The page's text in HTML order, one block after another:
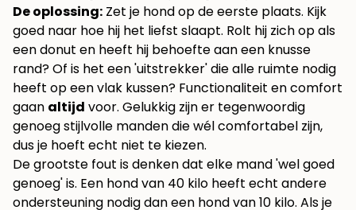
De oplossing: Zet je hond op de eerste plaats. Kijk
goed naar hoe hij het liefst slaapt. Rolt hij zich op als
een donut en heeft hij behoefte aan een knusse
rand? Of is het een 'uitstrekker' die alle ruimte nodig
heeft op een vlak kussen? Functionaliteit en comfort
gaan altijd voor. Gelukkig zijn er tegenwoordig
genoeg stijlvolle manden die wél comfortabel zijn,
dus je hoeft echt niet te kiezen.
De grootste fout is denken dat elke mand 'wel goed
genoeg' is. Een hond van 40 kilo heeft echt andere
ondersteuning nodig dan een hond van 10 kilo. Als je